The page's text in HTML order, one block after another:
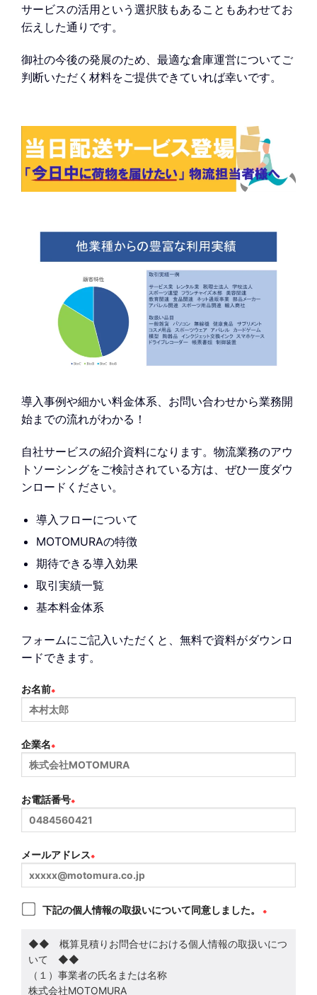
サービスの活用という選択肢もあることもあわせてお
伝えした通りです。
御社の今後の発展のため、最適な倉庫運営についてご
判断いただく材料をご提供できていれば幸いです。
導入事例や細かい料金体系、お問い合わせから業務開
始までの流れがわかる！
自社サービスの紹介資料になります。物流業務のアウ
トソーシングをご検討されている方は、ぜひ一度ダウ
ンロードください。
導入フローについて
MOTOMURAの特徴
期待できる導入効果
取引実績一覧
基本料金体系
フォームにご記入いただくと、無料で資料がダウンロ
ードできます。
お名前※
企業名※
お電話番号※
メールアドレス※
下記の個人情報の取扱いについて同意しました。 ※
◆◆ 概算見積りお問合せにおける個人情報の取扱いにつ
いて ◆◆
（１）事業者の氏名または名称
株式会社MOTOMURA